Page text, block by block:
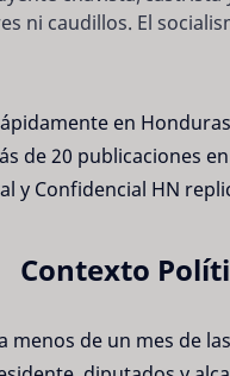
ni caudillos. El
en
de 20 publicaciones
y Confidencial HN
Contexto
menos de un mes de